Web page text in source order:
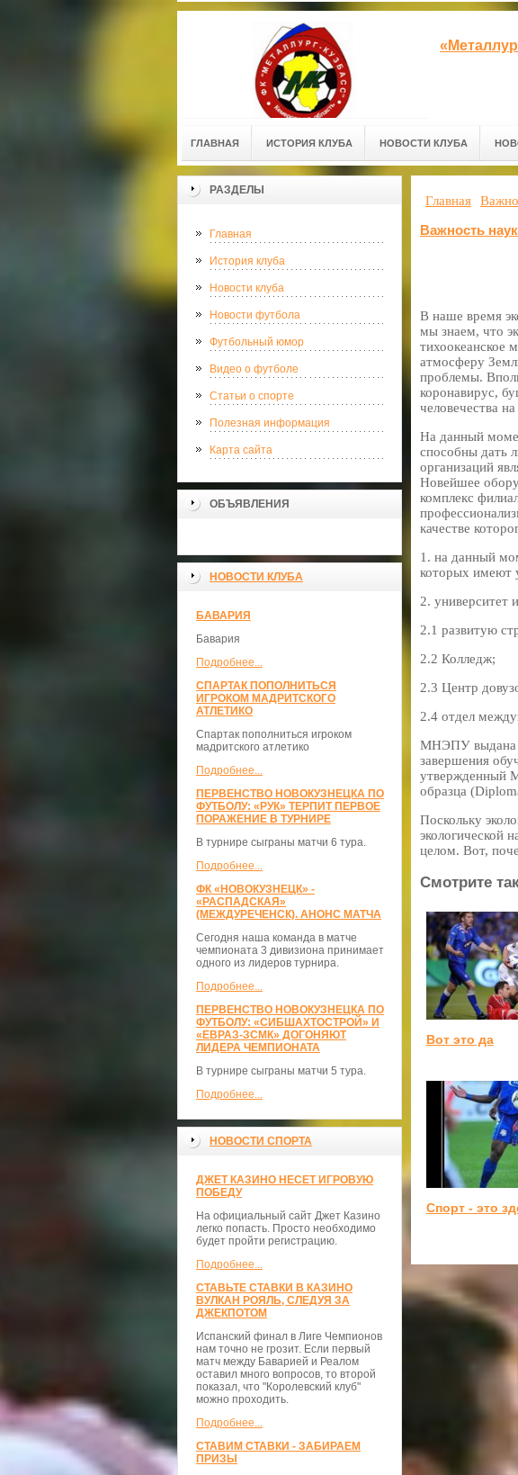
ГЛАВНАЯ ИСТОРИЯ КЛУБА НОВОСТИ КЛУБА
РАЗДЕЛЫ
Главная
История клуба
Новости клуба
Новости футбола
Футбольный юмор
Видео о футболе
Статьи о спорте
Полезная информация
Карта сайта
ОБЪЯВЛЕНИЯ
НОВОСТИ КЛУБА
БАВАРИЯ
Бавария
Подробнее...
СПАРТАК ПОПОЛНИТЬСЯ
ИГРОКОМ МАДРИТСКОГО
АТЛЕТИКО
Спартак пополниться игроком
мадритского атлетико
Подробнее...
ПЕРВЕНСТВО НОВОКУЗНЕЦКА ПО
ФУТБОЛУ: «РУК» ТЕРПИТ ПЕРВОЕ
ПОРАЖЕНИЕ В ТУРНИРЕ
В турнире сыграны матчи 6 тура.
Подробнее...
ФК «НОВОКУЗНЕЦК» -
«РАСПАДСКАЯ»
(МЕЖДУРЕЧЕНСК). АНОНС МАТЧА
Сегодня наша команда в матче
чемпионата 3 дивизиона принимает
одного из лидеров турнира.
Подробнее...
ПЕРВЕНСТВО НОВОКУЗНЕЦКА ПО
ФУТБОЛУ: «СИБШАХТОСТРОЙ» И
«ЕВРАЗ-ЗСМК» ДОГОНЯЮТ
ЛИДЕРА ЧЕМПИОНАТА
В турнире сыграны матчи 5 тура.
Подробнее...
НОВОСТИ СПОРТА
ДЖЕТ КАЗИНО НЕСЕТ ИГРОВУЮ
ПОБЕДУ
На официальный сайт Джет Казино
легко попасть. Просто необходимо
будет пройти регистрацию.
Подробнее...
СТАВЬТЕ СТАВКИ В КАЗИНО
ВУЛКАН РОЯЛЬ, СЛЕДУЯ ЗА
ДЖЕКПОТОМ
Испанский финал в Лиге Чемпионов
нам точно не грозит. Если первый
матч между Баварией и Реалом
оставил много вопросов, то второй
показал, что "Королевский клуб"
можно проходить.
Подробнее...
СТАВИМ СТАВКИ - ЗАБИРАЕМ
ПРИЗЫ
Главная
Важность
В наше время
мы знаем, что
тихоокеанское
атмосферу
проблемы.
коронавирус,
человечества
На данный
способны дать
организаций
Новейшее
комплекс
качестве
1. на данный
которых имеют
2. университет
2.1 развитую
2.2 Колледж;
2.3 Центр
2.4 отдел
МНЭПУ выдана
завершения
утвержденный
образца
Поскольку
экологической
целом. Вот,
Смотрите
Вот это да
Спорт - это